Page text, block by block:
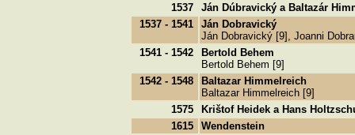
1537
Ján Dúbravický a Baltazár
1537 - 1541
Ján Dobravický
Ján Dobravický [9], Joanni
1541 - 1542
Bertold Behem
Bertold Behem [9]
1542 - 1548
Baltazar Himmelreich
Baltazar Himmelreich [9]
1575
Krištof Heidek a Hans
1615
Wendenstein